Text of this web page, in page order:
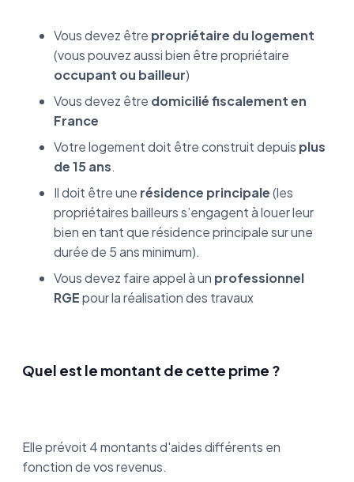
Vous devez être propriétaire du logement
(vous pouvez aussi bien être propriétaire
occupant ou bailleur)
Vous devez être domicilié fiscalement en
France
Votre logement doit être construit depuis plus
de 15 ans.
Il doit être une résidence principale(les
propriétaires bailleurs s’engagent à louer leur
bien en tant que résidence principale sur une
durée de 5 ans minimum).
Vous devez faire appel à un professionnel
RGEpour la réalisation des travaux
Quel est le montant de cette prime ?
Elle prévoit 4 montants d'aides différents en
fonction de vos revenus.